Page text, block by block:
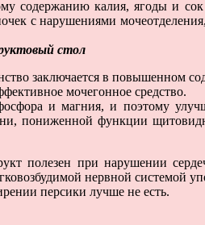
содержанию калия, ягоды и
с нарушениями
стол
заключается в повышенном
мочегонное средство.
и магния, и поэтому
пониженной функции
полезен при нарушении
нервной системой
персики лучше не есть.